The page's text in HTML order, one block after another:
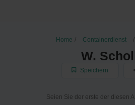
Home Containerdienst
W.
Speichern
Seien Sie der erste der diesen